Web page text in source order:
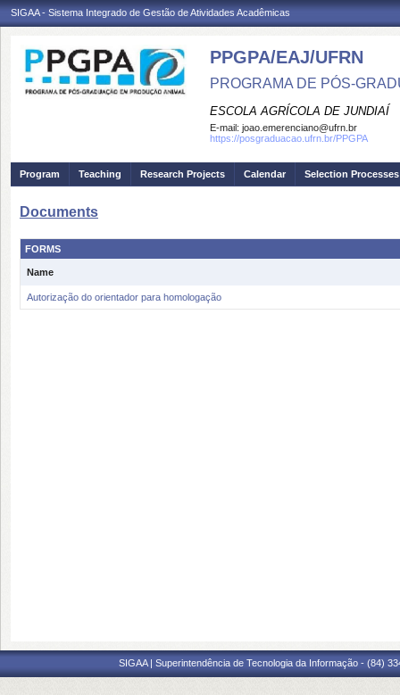
SIGAA - Sistema Integrado de Gestão de Atividades Acadêmicas
PPGPA/EAJ/UFRN
PROGRAMA DE PÓS-
ESCOLA AGRÍCOLA DE JUNDIAÍ
E-mail: joao.emerenciano@ufrn.br
https://posgraduacao.ufrn.br/PPGPA
Program Teaching Research Projects Calendar Selection Processes
Documents
FORMS
Name
Autorização do orientador para homologação
SIGAA | Superintendência de Tecnologia da Informação - (84)